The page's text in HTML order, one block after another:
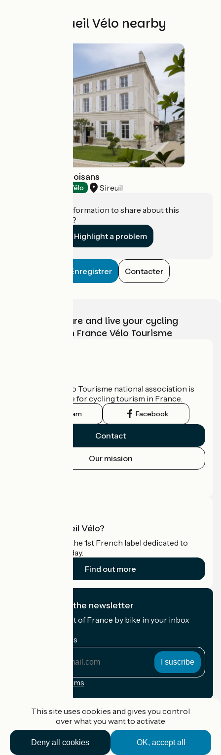
Other Accueil Vélo nearby
Distillerie des Moisans
Accueil Vélo Sireuil
Do you have information to share about this
establishment?
Highlight a problem
Enregistrer Contacter
Choose, prepare and live your cycling
adventure with France Vélo Tourisme
The France Vélo Tourisme national association is
the official guide for cycling tourism in France.
Instagram Facebook
Contact
Our mission
What is Accueil Vélo?
Accueil Vélo is the 1st French label dedicated to
cyclists on holiday.
Find out more
I subscribe to the newsletter
Receive the best of France by bike in your inbox
My email address
Registration terms
Accueil Vélo Pro
This site uses cookies and gives you control
over what you want to activate
OK, accept all
Deny all cookies